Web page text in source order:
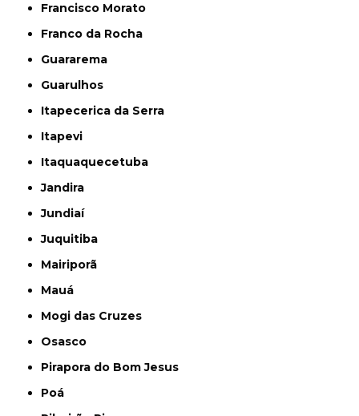
Francisco Morato
Franco da Rocha
Guararema
Guarulhos
Itapecerica da Serra
Itapevi
Itaquaquecetuba
Jandira
Jundiaí
Juquitiba
Mairiporã
Mauá
Mogi das Cruzes
Osasco
Pirapora do Bom Jesus
Poá